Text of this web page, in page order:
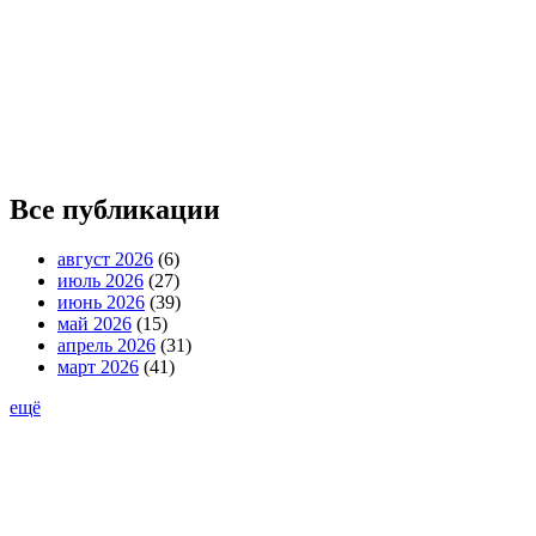
Все публикации
август 2026 (6)
июль 2026 (27)
июнь 2026 (39)
май 2026 (15)
апрель 2026 (31)
март 2026 (41)
ещё